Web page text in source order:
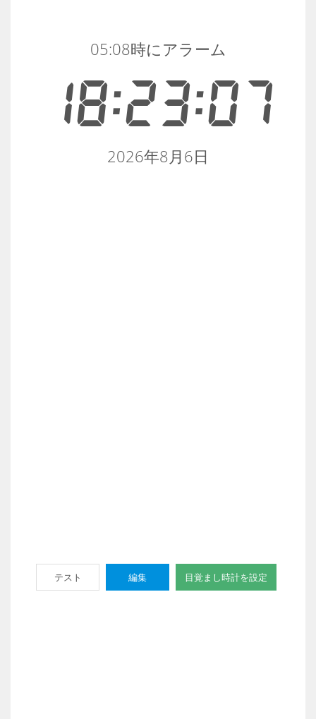
18:23:08
05:08時にアラーム
2026年8月6日
テスト 編集 目覚まし時計を設定